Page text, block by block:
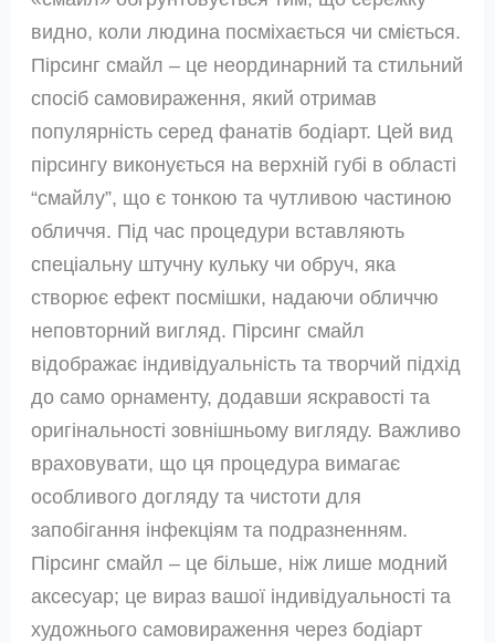
видно, коли людина посміхається чи сміється.
Пірсинг смайл – це неординарний та стильний
спосіб самовираження, який отримав
популярність серед фанатів бодіарт. Цей вид
пірсингу виконується на верхній губі в області
“смайлу”, що є тонкою та чутливою частиною
обличчя. Під час процедури вставляють
спеціальну штучну кульку чи обруч, яка
створює ефект посмішки, надаючи обличчю
неповторний вигляд. Пірсинг смайл
відображає індивідуальність та творчий підхід
до само орнаменту, додавши яскравості та
оригінальності зовнішньому вигляду. Важливо
враховувати, що ця процедура вимагає
особливого догляду та чистоти для
запобігання інфекціям та подразненням.
Пірсинг смайл – це більше, ніж лише модний
аксесуар; це вираз вашої індивідуальності та
художнього самовираження через бодіарт